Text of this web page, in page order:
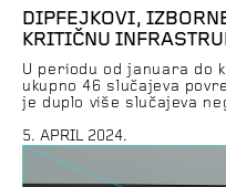
DIPFEJKOVI,
KRITIČNU
U periodu od januara do
ukupno 46 slučajeva
je duplo više slučajeva
uznemiravanja, pretnje i
medijske kuće, u kojima
(16), a u nekolicini
5. APRIL 2024.